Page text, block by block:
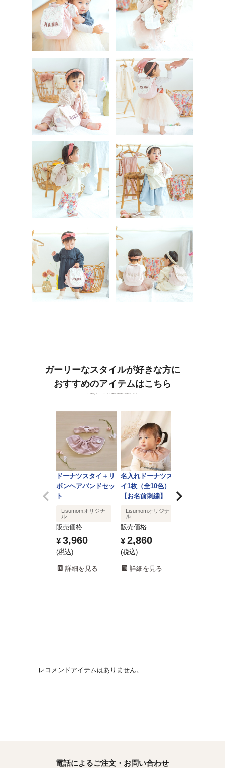
ガーリーなスタイルが好きな方に
おすすめのアイテムはこちら
ドーナツスタイ＋リ
ボンヘアバンドセッ
ト
Lisumomオリジナ
ル
販売価格
¥ 3,960
税込
詳細を見る
名入れドーナツスタ
イ1枚（全10色）
【お名前刺繍】
Lisumomオリジナ
ル
販売価格
¥ 2,860
税込
詳細を見る
レコメンドアイテムはありません。
電話によるご注文・お問い合わせ